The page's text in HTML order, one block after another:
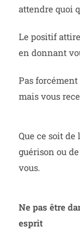
attendre quoi
Le positif
en donnant
Pas
mais vous
Que ce soit de
guérison ou
vous.
Ne pas être
esprit